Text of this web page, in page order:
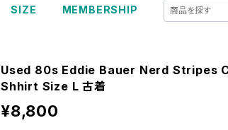
SIZE MEMBERSHIP
Used 80s Eddie Bauer Nerd Stripes
Shhirt Size L 古着
¥8,800